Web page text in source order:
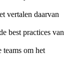
vertalen daarvan
best practices van
om het